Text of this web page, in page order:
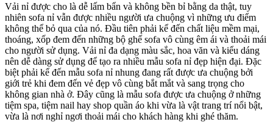
Vải nỉ được cho là dễ lấm bẩn và không bền bỉ bằng da thật, tuy
nhiên sofa nỉ vẫn được nhiều người ưa chuộng vì những ưu điểm
không thể bỏ qua của nó. Đầu tiên phải kể đến chất liệu mềm mại,
thoáng, xốp đem đến những bộ ghế sofa vô cùng êm ái và thoải mái
cho người sử dụng. Vải nỉ đa dạng màu sắc, hoa văn và kiểu dáng
nên dễ dàng sử dụng để tạo ra nhiều mẫu sofa nỉ đẹp hiện đại. Đặc
biệt phải kể đến mẫu sofa nỉ nhung đang rất được ưa chuộng bởi
giới trẻ khi đem đến vẻ đẹp vô cùng bắt mắt và sang trọng cho
không gian nhà ở. Đây cũng là mẫu sofa được ưa chuộng ở những
tiệm spa, tiệm nail hay shop quần áo khi vừa là vật trang trí nổi bật,
vừa là nơi nghỉ ngơi thoải mái cho khách hàng khi ghé thăm.